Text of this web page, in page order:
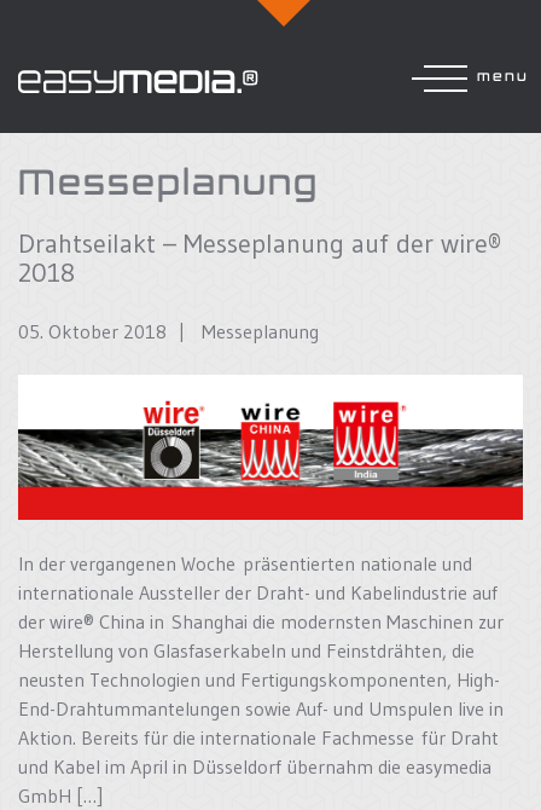
menu
Messeplanung
Drahtseilakt – Messeplanung auf der wire®
2018
05. Oktober 2018 | Messeplanung
In der vergangenen Woche präsentierten nationale und
internationale Aussteller der Draht- und Kabelindustrie auf
der wire® China in Shanghai die modernsten Maschinen zur
Herstellung von Glasfaserkabeln und Feinstdrähten, die
neusten Technologien und Fertigungskomponenten, High-
End-Drahtummantelungen sowie Auf- und Umspulen live in
Aktion. Bereits für die internationale Fachmesse für Draht
und Kabel im April in Düsseldorf übernahm die easymedia
GmbH […]